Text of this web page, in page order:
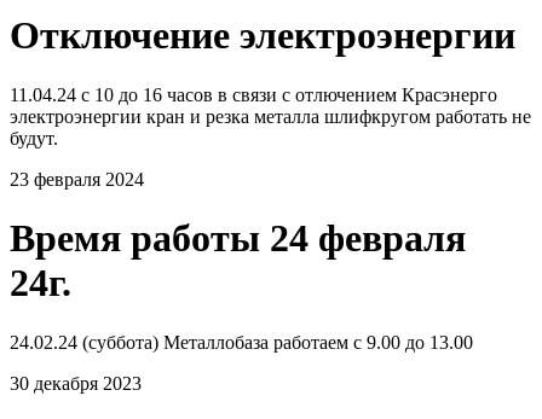
Отключение электроэнергии
11.04.24 с 10 до 16 часов в связи с отлючением Красэнерго
электроэнергии кран и резка металла шлифкругом работать не
будут.
23 февраля 2024
Время работы 24 февраля
24г.
24.02.24 (суббота) Металлобаза работаем с 9.00 до 13.00
30 декабря 2023